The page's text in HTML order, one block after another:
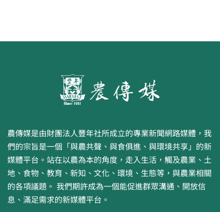
農傳媒是由財團法人豐年社所成立的專業新聞網路媒體，我
們的宗旨是一個「與農共聲、與食俱進、與環境共享」的新
媒體平台。站在以農為本的角度，走入生活，觸及農業、土
地、食物、教育、新知、文化、環境、生態等，與農業相關
的各項議題。 我們期許成為一個能促進群眾溝通、開放信
息、滿足需求的新媒體平台。